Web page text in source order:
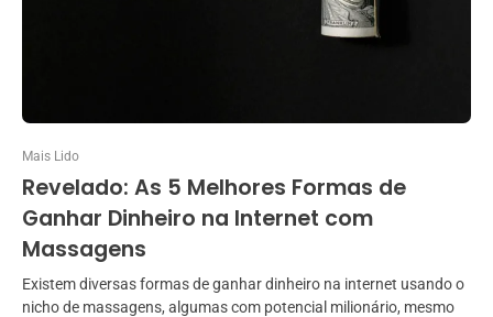
Mais Lido
Revelado: As 5 Melhores Formas de
Ganhar Dinheiro na Internet com
Massagens
Existem diversas formas de ganhar dinheiro na internet usando o
nicho de massagens, algumas com potencial milionário, mesmo